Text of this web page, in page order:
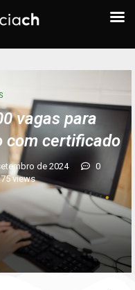
vagas para
com certificado
de 2024
0
views